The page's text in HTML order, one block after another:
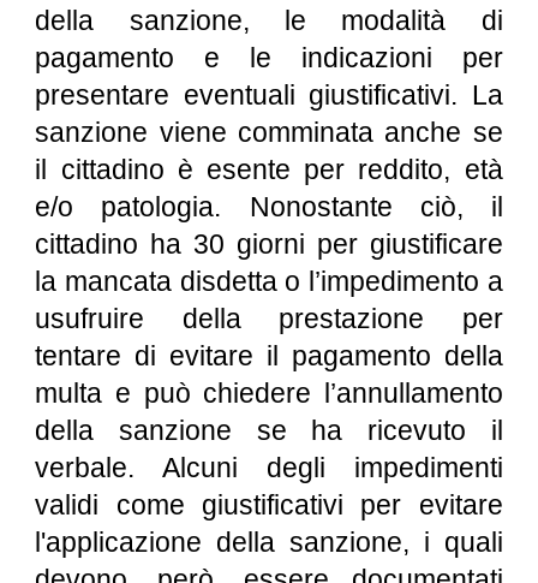
della sanzione, le modalità di
pagamento e le indicazioni per
presentare eventuali giustificativi. La
sanzione viene comminata anche se
il cittadino è esente per reddito, età
e/o patologia. Nonostante ciò, il
cittadino ha 30 giorni per giustificare
la mancata disdetta o l’impedimento a
usufruire della prestazione per
tentare di evitare il pagamento della
multa e può chiedere l’annullamento
della sanzione se ha ricevuto il
verbale. Alcuni degli impedimenti
validi come giustificativi per evitare
l'applicazione della sanzione, i quali